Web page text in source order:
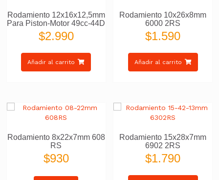
Rodamiento 12x16x12,5mm
Para Piston-Motor 49cc-44D
$2.990
Añadir al carrito
Rodamiento 10x26x8mm
6000 2RS
$1.590
Añadir al carrito
Rodamiento 8x22x7mm 608
RS
$930
Rodamiento 15x28x7mm
6902 2RS
$1.790